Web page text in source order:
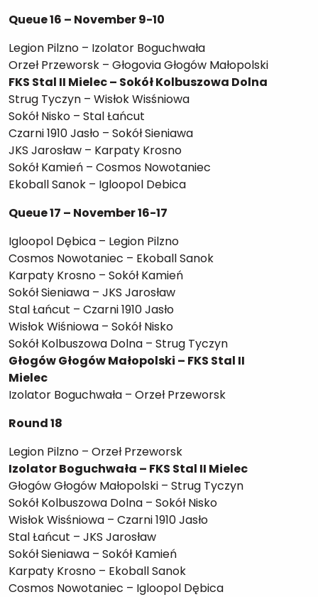
Queue 16 – November 9-10
Legion Pilzno – Izolator Boguchwała
Orzeł Przeworsk – Głogovia Głogów Małopolski
FKS Stal II Mielec – Sokół Kolbuszowa Dolna
Strug Tyczyn – Wisłok Wisśniowa
Sokół Nisko – Stal Łańcut
Czarni 1910 Jasło – Sokół Sieniawa
JKS Jarosław – Karpaty Krosno
Sokół Kamień – Cosmos Nowotaniec
Ekoball Sanok – Igloopol Debica
Queue 17 – November 16-17
Igloopol Dębica – Legion Pilzno
Cosmos Nowotaniec – Ekoball Sanok
Karpaty Krosno – Sokół Kamień
Sokół Sieniawa – JKS Jarosław
Stal Łańcut – Czarni 1910 Jasło
Wisłok Wiśniowa – Sokół Nisko
Sokół Kolbuszowa Dolna – Strug Tyczyn
Głogów Głogów Małopolski – FKS Stal II
Mielec
Izolator Boguchwała – Orzeł Przeworsk
Round 18
Legion Pilzno – Orzeł Przeworsk
Izolator Boguchwała – FKS Stal II Mielec
Głogów Głogów Małopolski – Strug Tyczyn
Sokół Kolbuszowa Dolna – Sokół Nisko
Wisłok Wisśniowa – Czarni 1910 Jasło
Stal Łańcut – JKS Jarosław
Sokół Sieniawa – Sokół Kamień
Karpaty Krosno – Ekoball Sanok
Cosmos Nowotaniec – Igloopol Dębica